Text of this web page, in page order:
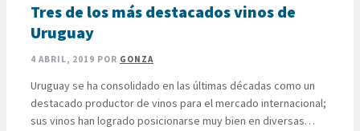
Región en un destino ideal para …LEER MÁS
Tres de los más destacados vinos de
Uruguay
4 ABRIL, 2019 POR GONZA
Uruguay se ha consolidado en las últimas décadas como un
destacado productor de vinos para el mercado internacional;
sus vinos han logrado posicionarse muy bien en diversas